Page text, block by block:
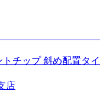
チップ 斜め配置タイ
店